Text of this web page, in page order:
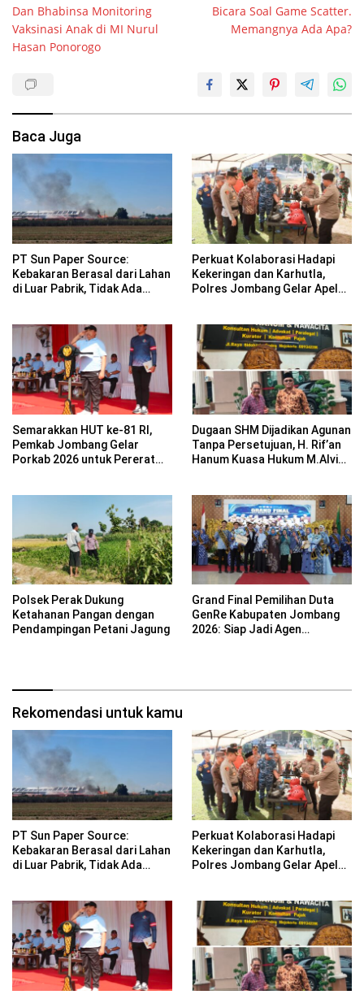
Dan Bhabinsa Monitoring
Vaksinasi Anak di MI Nurul
Hasan Ponorogo
Bicara Soal Game Scatter.
Memangnya Ada Apa?
Baca Juga
PT Sun Paper Source:
Kebakaran Berasal dari Lahan
di Luar Pabrik, Tidak Ada
Perkuat Kolaborasi Hadapi
Kekeringan dan Karhutla,
Polres Jombang Gelar Apel
Semarakkan HUT ke-81 RI,
Pemkab Jombang Gelar
Porkab 2026 untuk Pererat
Dugaan SHM Dijadikan Agunan
Tanpa Persetujuan, H. Rif’an
Hanum Kuasa Hukum M.Alvin
Polsek Perak Dukung
Ketahanan Pangan dengan
Pendampingan Petani Jagung
Grand Final Pemilihan Duta
GenRe Kabupaten Jombang
2026: Siap Jadi Agen
Rekomendasi untuk kamu
PT Sun Paper Source:
Kebakaran Berasal dari Lahan
di Luar Pabrik, Tidak Ada
Perkuat Kolaborasi Hadapi
Kekeringan dan Karhutla,
Polres Jombang Gelar Apel